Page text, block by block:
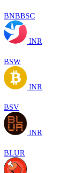
BNBBSC
INR
BSW
INR
BSV
INR
BLUR